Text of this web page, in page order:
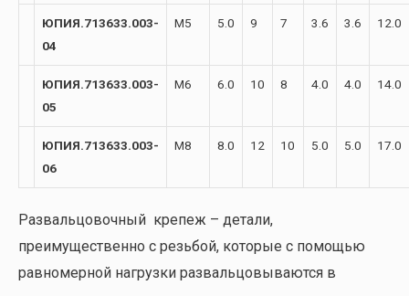
ЮПИЯ.713633.003-
04
М5 5.0 9 7 3.6 3.6 12.0
ЮПИЯ.713633.003-
05
М6 6.0 10 8 4.0 4.0 14.0
ЮПИЯ.713633.003-
06
М8 8.0 12 10 5.0 5.0 17.0
Развальцовочный крепеж – детали,
преимущественно с резьбой, которые с помощью
равномерной нагрузки развальцовываются в